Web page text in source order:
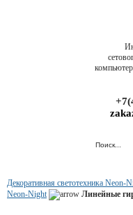
Декоративная светотехника Neon-
Neon-Night
Линейные